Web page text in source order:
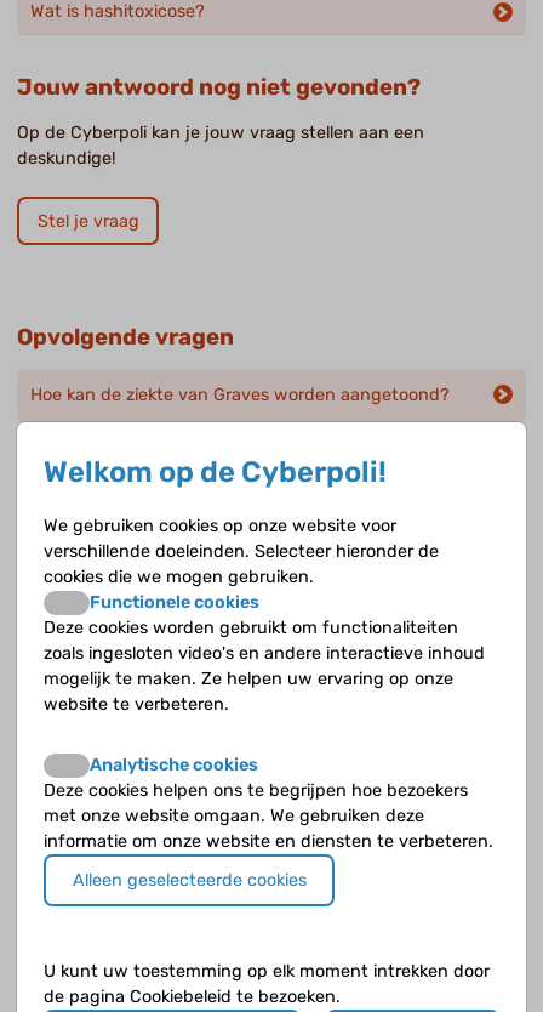
Wat is hashitoxicose?
Jouw antwoord nog niet gevonden?
Op de Cyberpoli kan je jouw vraag stellen aan een
deskundige!
Stel je vraag
Opvolgende vragen
Hoe kan de ziekte van Graves worden aangetoond?
Hoe kan hyperthyreoïdie worden aangetoond?
Hoe wordt toxisch multinodulair struma behandeld?
Waardoor kun je uitpuilende ogen krijgen bij de ziekte
van Graves?
Wat doet radioactief jodium bij de behandeling van de
ziekte van Graves?
Wat is de ziekte van Graves?
Wat is er precies mis bij de ziekte van Graves?
Welkom op de Cyberpoli!
We gebruiken cookies op onze website voor
verschillende doeleinden. Selecteer hieronder de
cookies die we mogen gebruiken.
Functionele cookies
Deze cookies worden gebruikt om functionaliteiten
zoals ingesloten video's en andere interactieve inhoud
mogelijk te maken. Ze helpen uw ervaring op onze
website te verbeteren.
Analytische cookies
Deze cookies helpen ons te begrijpen hoe bezoekers
met onze website omgaan. We gebruiken deze
informatie om onze website en diensten te verbeteren.
Alleen geselecteerde cookies
U kunt uw toestemming op elk moment intrekken door
de pagina Cookiebeleid te bezoeken.